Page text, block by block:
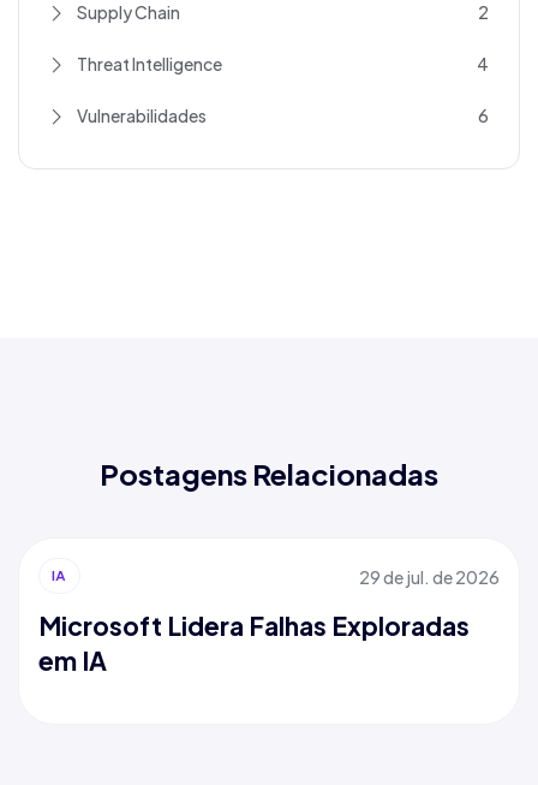
Supply Chain 2
Threat Intelligence 4
Vulnerabilidades 6
Postagens Relacionadas
IA 29 de jul. de 2026
Microsoft Lidera Falhas Exploradas
em IA